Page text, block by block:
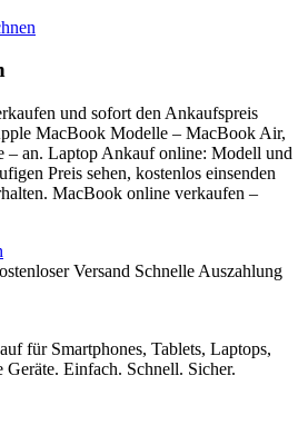
und sofort den Ankaufspreis
MacBook Modelle – MacBook Air,
– an. Laptop Ankauf online: Modell und
Preis sehen, kostenlos einsenden
MacBook online verkaufen –
Versand Schnelle Auszahlung
für Smartphones, Tablets, Laptops,
Geräte. Einfach. Schnell. Sicher.